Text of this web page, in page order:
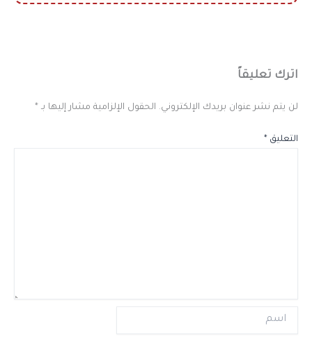
اترك تعليقاً
لن يتم نشر عنوان بريدك الإلكتروني. الحقول الإلزامية مشار إليها بـ *
التعليق *
اسم